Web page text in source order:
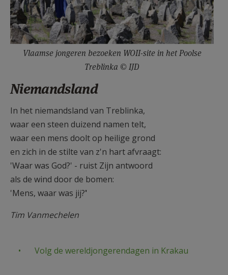
Vlaamse jongeren bezoeken WOII-site in het Poolse
Treblinka © IJD
Niemandsland
In het niemandsland van Treblinka,
waar een steen duizend namen telt,
waar een mens doolt op heilige grond
en zich in de stilte van z'n hart afvraagt:
'Waar was God?' - ruist Zijn antwoord
als de wind door de bomen:
'Mens, waar was jij?'
Tim Vanmechelen
Volg de wereldjongerendagen in Krakau